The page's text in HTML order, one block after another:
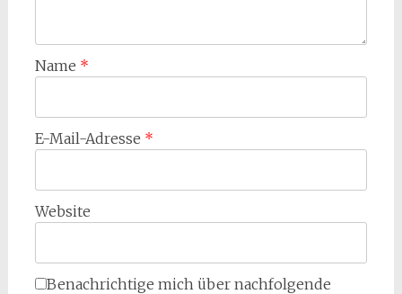
Name *
E-Mail-Adresse *
Website
Benachrichtige mich über nachfolgende